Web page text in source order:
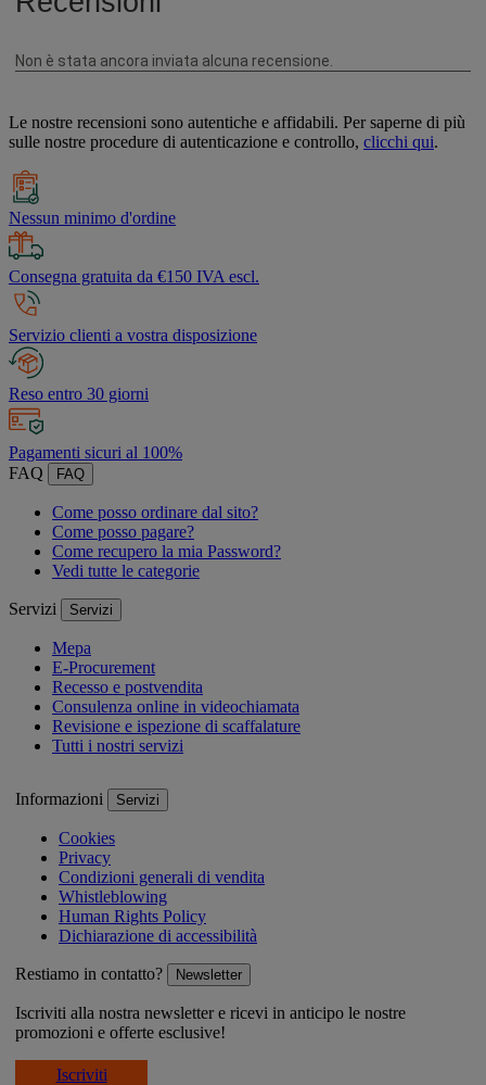
Le nostre recensioni sono autentiche e affidabili. Per saperne di più
sulle nostre procedure di autenticazione e controllo, clicchi qui.
Nessun minimo d'ordine
Consegna gratuita da €150 IVA escl.
Servizio clienti a vostra disposizione
Reso entro 30 giorni
Pagamenti sicuri al 100%
FAQ
FAQ
Come posso ordinare dal sito?
Come posso pagare?
Come recupero la mia Password?
Vedi tutte le categorie
Servizi Servizi
Mepa
E-Procurement
Recesso e postvendita
Consulenza online in videochiamata
Revisione e ispezione di scaffalature
Tutti i nostri servizi
Informazioni Servizi
Cookies
Privacy
Condizioni generali di vendita
Whistleblowing
Human Rights Policy
Dichiarazione di accessibilità
Restiamo in contatto? Newsletter
Iscriviti alla nostra newsletter e ricevi in anticipo le nostre
promozioni e offerte esclusive!
Iscriviti